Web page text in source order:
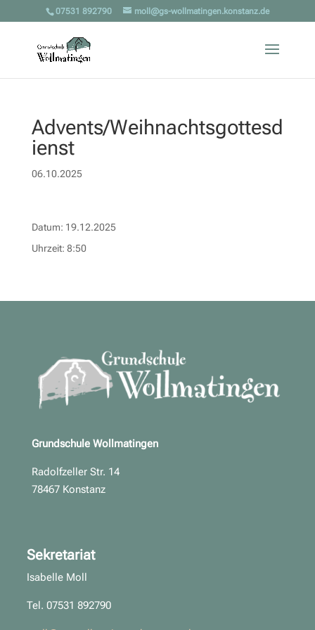
07531 892790 moll@gs-wollmatingen.konstanz.de
Advents/Weihnachtsgottesd
ienst
06.10.2025
Datum: 19.12.2025
Uhrzeit: 8:50
Grundschule Wollmatingen
Radolfzeller Str. 14
78467 Konstanz
Sekretariat
Isabelle Moll
Tel. 07531 892790